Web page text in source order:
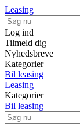
Leasing
Log ind
Tilmeld dig
Nyhedsbreve
Kategorier
Bil leasing
Leasing
Kategorier
Bil leasing